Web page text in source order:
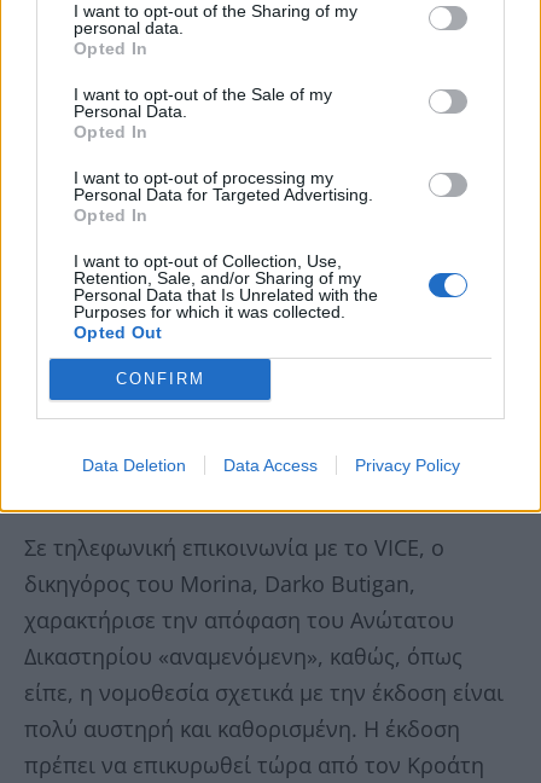
I want to opt-out of the Sharing of my
personal data.
Opted In
I want to opt-out of the Sale of my
Personal Data.
Opted In
I want to opt-out of processing my
Personal Data for Targeted Advertising.
Opted In
I want to opt-out of Collection, Use,
Retention, Sale, and/or Sharing of my
Personal Data that Is Unrelated with the
Purposes for which it was collected.
Opted Out
CONFIRM
Data Deletion Data Access Privacy Policy
Σε τηλεφωνική επικοινωνία με το VICE, ο
δικηγόρος του Morina, Darko Butigan,
χαρακτήρισε την απόφαση του Ανώτατου
Δικαστηρίου «αναμενόμενη», καθώς, όπως
είπε, η νομοθεσία σχετικά με την έκδοση είναι
πολύ αυστηρή και καθορισμένη. Η έκδοση
πρέπει να επικυρωθεί τώρα από τον Κροάτη